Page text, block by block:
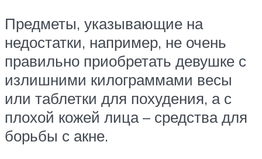
Предметы, указывающие на
недостатки, например, не очень
правильно приобретать девушке с
излишними килограммами весы
или таблетки для похудения, а с
плохой кожей лица – средства для
борьбы с акне.